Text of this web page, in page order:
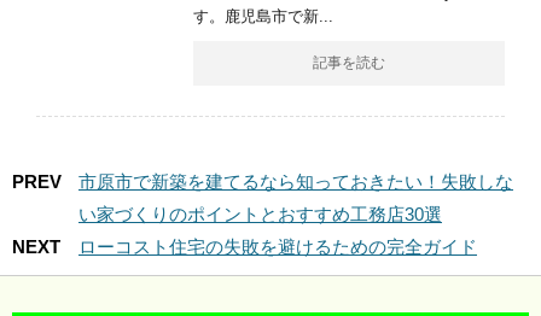
す。鹿児島市で新...
記事を読む
PREV
市原市で新築を建てるなら知っておきたい！失敗しな
い家づくりのポイントとおすすめ工務店30選
NEXT
ローコスト住宅の失敗を避けるための完全ガイド